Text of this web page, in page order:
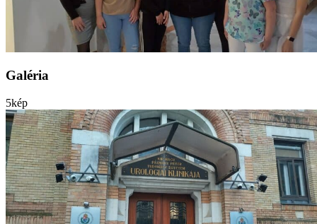
Galéria
5kép